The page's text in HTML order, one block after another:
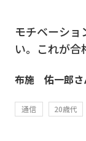
モチベーショ
い。これが合
布施 佑一郎さ
通信 20歳代